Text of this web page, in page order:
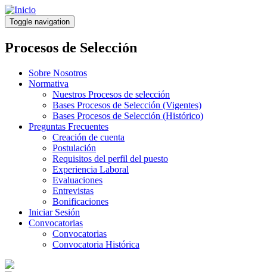
Pasar
al
contenido
principal
Toggle navigation
Procesos de Selección
Sobre Nosotros
Normativa
Nuestros Procesos de selección
Bases Procesos de Selección (Vigentes)
Bases Procesos de Selección (Histórico)
Preguntas Frecuentes
Creación de cuenta
Postulación
Requisitos del perfil del puesto
Experiencia Laboral
Evaluaciones
Entrevistas
Bonificaciones
Iniciar Sesión
Convocatorias
Convocatorias
Convocatoria Histórica